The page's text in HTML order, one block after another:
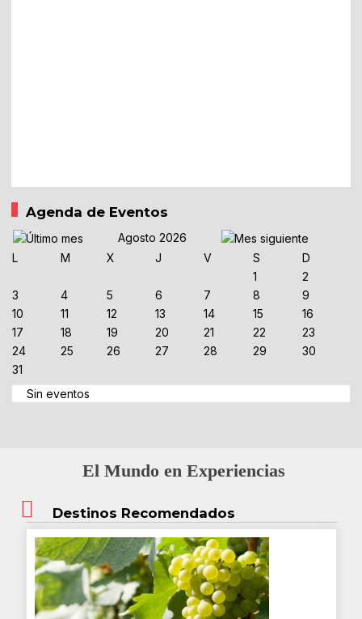
Agenda de Eventos
Agosto 2026
L
M X J V S
D
1
2
3
4 5 6 7 8
9
10
11 12 13 14 15
16
17
18 19 20 21 22
23
24
25 26 27 28 29
30
31
Sin eventos
El Mundo en Experiencias
Destinos Recomendados